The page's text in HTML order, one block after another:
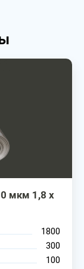
мкм 1,8 х
1800
300
100